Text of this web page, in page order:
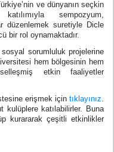
ve dünyanın seçkin
sempozyum,
düzenlemek suretiyle Dicle
bir rol oynamaktadır.
sorumluluk projelerine
hem bölgesinin hem
etkin faaliyetler
erişmek için tıklayınız
kulüplere katılabilirler. Buna
kurararak çeşitli etkinlikler